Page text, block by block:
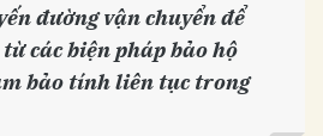
đường vận chuyển để
các biện pháp bảo hộ
bảo tính liên tục trong